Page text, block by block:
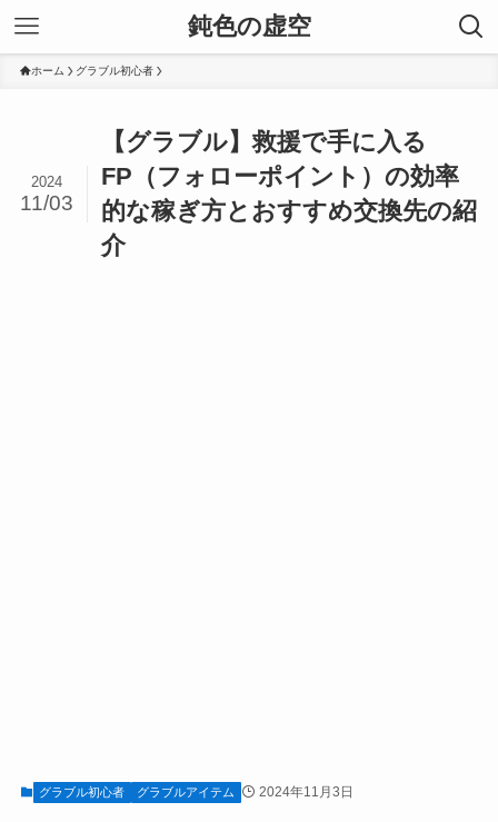
鈍色の虚空
ホーム グラブル初心者
【グラブル】救援で手に入る
FP（フォローポイント）の効率
的な稼ぎ方とおすすめ交換先の紹
介
2024
11/03
グラブル初心者 グラブルアイテム 2024年11月3日